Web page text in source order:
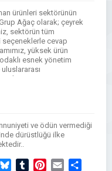
ürünleri sektörünün
Ağaç olarak; çeyrek
sektörün tüm
seçeneklerle cevap
yüksek ürün
esnek yönetim
uluslararası
ve ödün vermediği
dürüstlüğü ilke
BlueskyTumblrPinterest
Email